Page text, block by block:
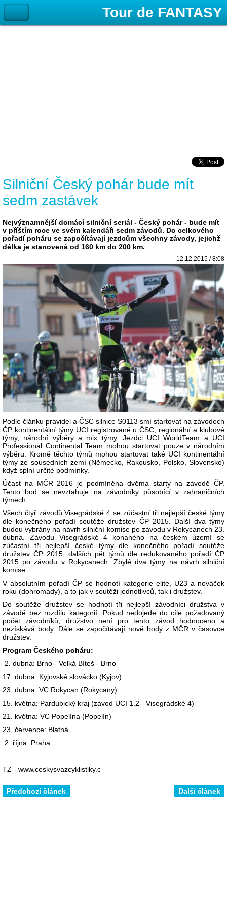
Silniční Český pohár bude mít
sedm zastávek
Nejvýznamnější domácí silniční seriál - Český pohár - bude mít
v příštím roce ve svém kalendáři sedm závodů. Do celkového
pořadí poháru se započítávají jezdcům všechny závody, jejichž
délka je stanovená od 160 km do 200 km.
12.12.2015 / 8:08
Podle článku pravidel a ČSC silnice S0113 smí startovat na závodech
ČP kontinentální týmy UCI registrované u ČSC, regionální a klubové
týmy, národní výběry a mix týmy. Jezdci UCI WorldTeam a UCI
Professional Continental Team mohou startovat pouze v národním
výběru. Kromě těchto týmů mohou startovat také UCI kontinentální
týmy ze sousedních zemí (Německo, Rakousko, Polsko, Slovensko)
když splní určité podmínky.
Účast na MČR 2016 je podmíněna dvěma starty na závodě ČP.
Tento bod se nevztahuje na závodníky působící v zahraničních
týmech.
Všech čtyř závodů Visegrádské 4 se zúčastní tři nejlepší české týmy
dle konečného pořadí soutěže družstev ČP 2015. Další dva týmy
budou vybrány na návrh silniční komise po závodu v Rokycanech 23.
dubna. Závodu Visegrádské 4 konaného na českém území se
zúčastní tři nejlepší české týmy dle konečného pořadí soutěže
družstev ČP 2015, dalších pět týmů dle redukovaného pořadí ČP
2015 po závodu v Rokycanech. Zbylé dva týmy na návrh silniční
komise.
V absolutním pořadí ČP se hodnotí kategorie elite, U23 a nováček
roku (dohromady), a to jak v soutěži jednotlivců, tak i družstev.
Do soutěže družstev se hodnotí tři nejlepší závodníci družstva v
závodě bez rozdílu kategorií. Pokud nedojede do cíle požadovaný
počet závodníků, družstvo není pro tento závod hodnoceno a
nezískává body. Dále se započítávají nově body z MČR v časovce
družstev.
Program Českého poháru:
2. dubna: Brno - Velká Bíteš - Brno
17. dubna: Kyjovské slovácko (Kyjov)
23. dubna: VC Rokycan (Rokycany)
15. května: Pardubický kraj (závod UCI 1.2 - Visegrádské 4)
21. května: VC Popelína (Popelín)
23. července: Blatná
2. října: Praha.
TZ - www.ceskysvazcyklistiky.c
Předchozí článek Další článek